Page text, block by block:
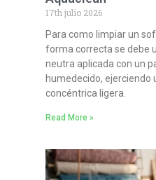
17th julio 2026
Para como limpiar un
forma correcta se debe
neutra aplicada con un
humedecido, ejerciendo
concéntrica ligera.
Read More »